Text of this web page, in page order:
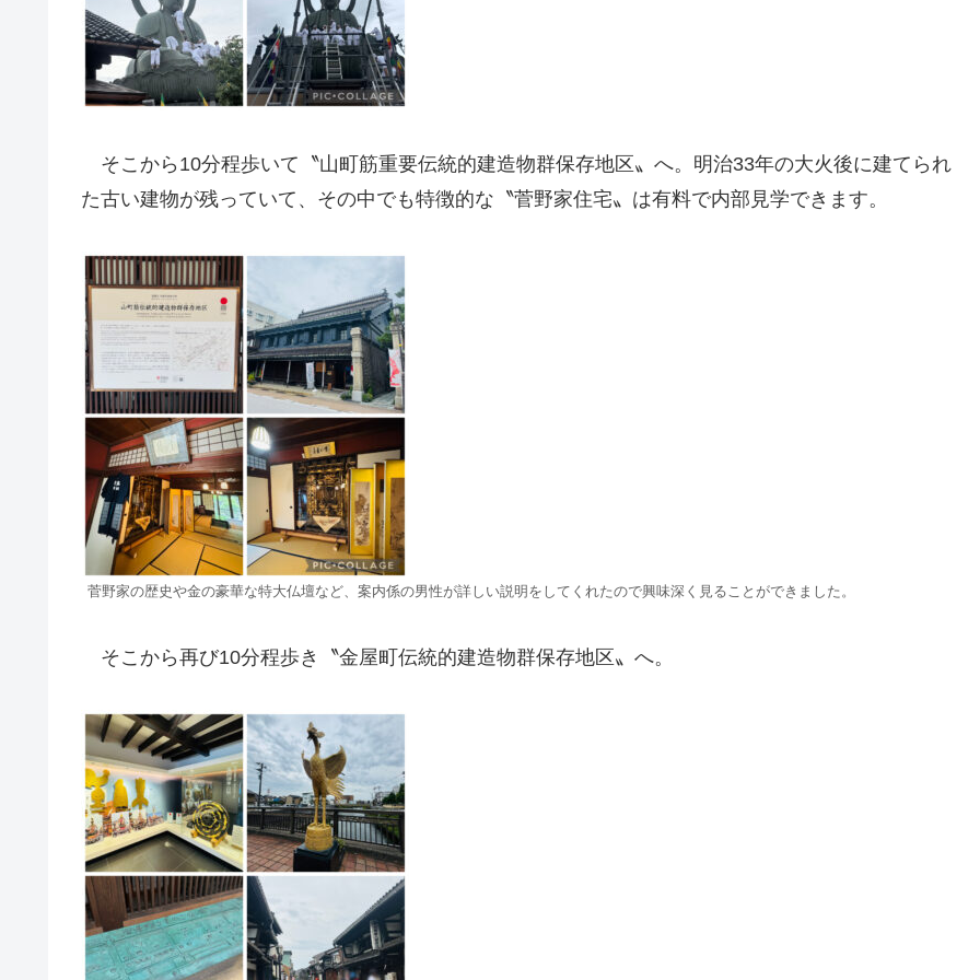
そこから10分程歩いて〝山町筋重要伝統的建造物群保存地区〟へ。明治33年の大火後に建てられ
た古い建物が残っていて、その中でも特徴的な〝菅野家住宅〟は有料で内部見学できます。
菅野家の歴史や金の豪華な特大仏壇など、案内係の男性が詳しい説明をしてくれたので興味深く見ることができました。
そこから再び10分程歩き〝金屋町伝統的建造物群保存地区〟へ。